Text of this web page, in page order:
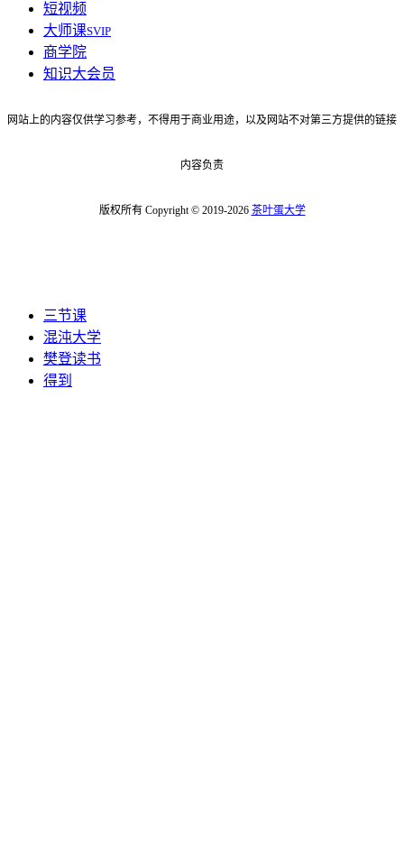
短视频
大师课SVIP
商学院
知识大会员
网站上的内容仅供学习参考，不得用于商业用途，以及网站不对第三方提供的链接
内容负责
版权所有 Copyright © 2019-2026 茶叶蛋大学
三节课
混沌大学
樊登读书
得到